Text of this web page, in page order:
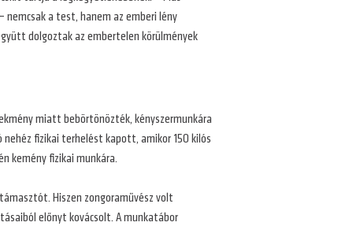
a test, hanem az emberi lény
dolgoztak az embertelen körülmények
miatt bebörtönözték, kényszermunkára
fizikai terhelést kapott, amikor 150 kilós
kemény fizikai munkára.
Hiszen zongoraművész volt
előnyt kovácsolt. A munkatábor